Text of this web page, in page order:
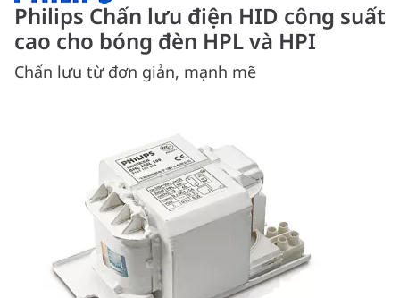
Philips Chấn lưu điện HID công suất
cao cho bóng đèn HPL và HPI
Chấn lưu từ đơn giản, mạnh mẽ